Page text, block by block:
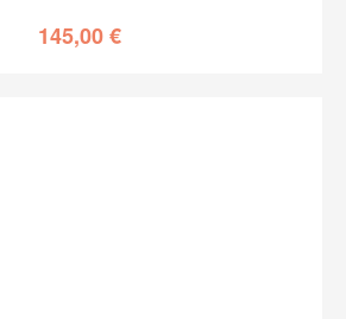
145,00€